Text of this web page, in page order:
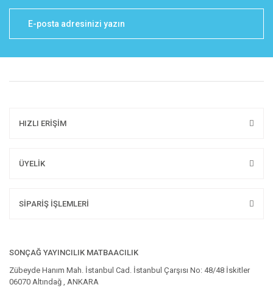
HIZLI ERİŞİM
ÜYELİK
SİPARİŞ İŞLEMLERİ
SONÇAĞ YAYINCILIK MATBAACILIK
Zübeyde Hanım Mah. İstanbul Cad. İstanbul Çarşısı No: 48/48 İskitler
06070 Altındağ , ANKARA